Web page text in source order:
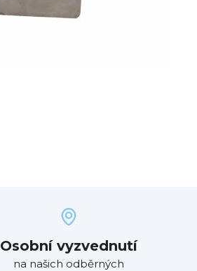
Osobní vyzvednutí
na našich odběrných